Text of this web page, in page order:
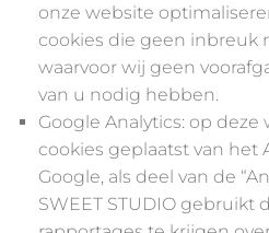
onze website
cookies die geen inbreuk
waarvoor wij geen
van u nodig hebben.
Google Analytics: op
cookies geplaatst van het
Google, als deel van de
SWEET STUDIO gebruikt